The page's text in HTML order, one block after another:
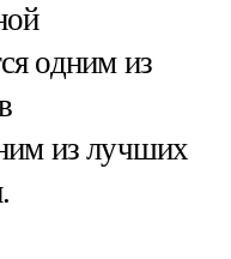
одним из
из лучшиx